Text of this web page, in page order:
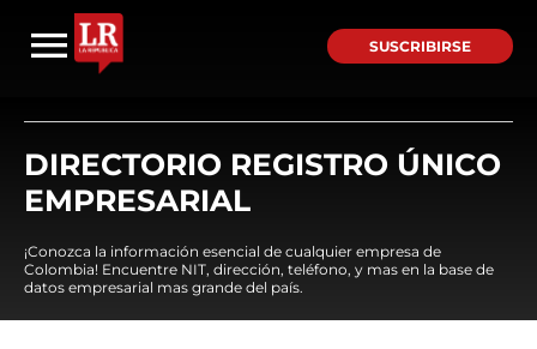
SUSCRIBIRSE
DIRECTORIO REGISTRO ÚNICO
EMPRESARIAL
¡Conozca la información esencial de cualquier empresa de
Colombia! Encuentre NIT, dirección, teléfono, y mas en la base de
datos empresarial mas grande del país.